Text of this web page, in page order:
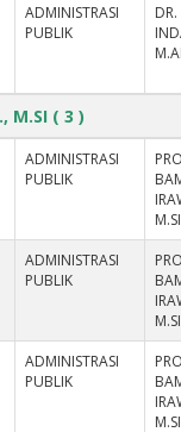
ADMINISTRASI
PUBLIK
M.SI ( 3 )
ADMINISTRASI
PUBLIK
M.SI
ADMINISTRASI
PUBLIK
M.SI
ADMINISTRASI
PUBLIK
M.SI